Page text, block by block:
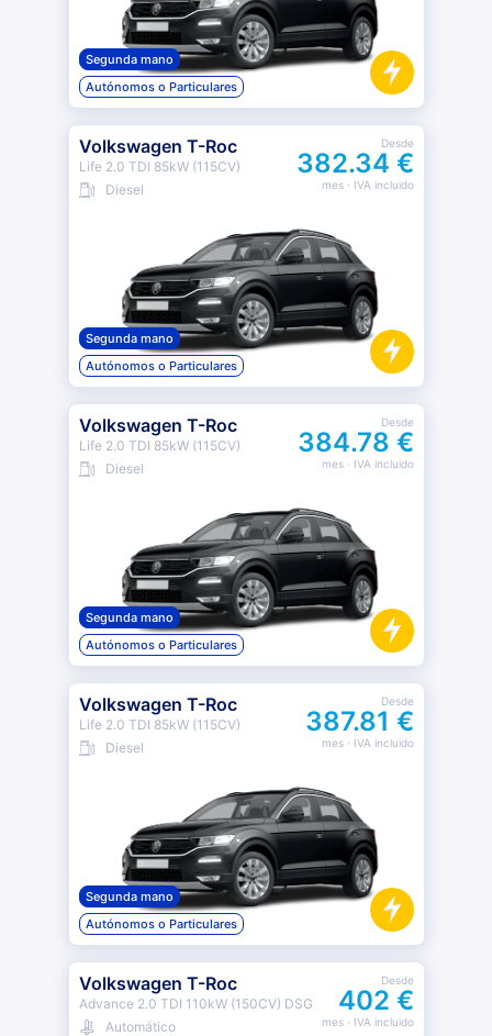
Segunda mano
Autónomos o Particulares
Volkswagen T-Roc
Life 2.0 TDI 85kW (115CV)
Diesel
Desde
382.34 €
mes· IVA incluido
Segunda mano
Autónomos o Particulares
Volkswagen T-Roc
Life 2.0 TDI 85kW (115CV)
Diesel
Desde
384.78 €
mes· IVA incluido
Segunda mano
Autónomos o Particulares
Volkswagen T-Roc
Life 2.0 TDI 85kW (115CV)
Diesel
Desde
387.81 €
mes· IVA incluido
Segunda mano
Autónomos o Particulares
Volkswagen T-Roc
Advance 2.0 TDI 110kW (150CV) DSG
Automático
Desde
402 €
mes· IVA incluido